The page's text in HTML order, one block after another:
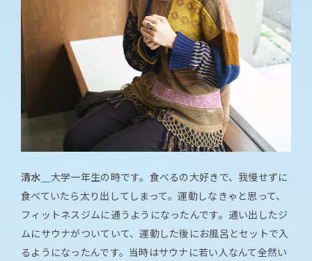
清水＿ 大学一年生の時です。食べるの大好きで、我慢せずに
食べていたら太り出してしまって。運動しなきゃと思って、
フィットネスジムに通うようになったんです。通い出したジ
ムにサウナがついていて、運動した後にお風呂とセットで入
るようになったんです。当時はサウナに若い人なんて全然い